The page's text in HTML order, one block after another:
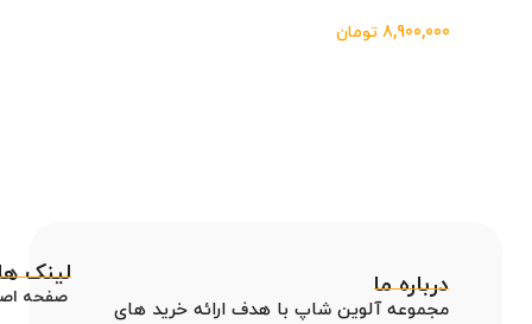
8,900,000 تومان
درباره ما
مجموعه آلوین شاپ با هدف ارائه خرید های
لینک
صفحه